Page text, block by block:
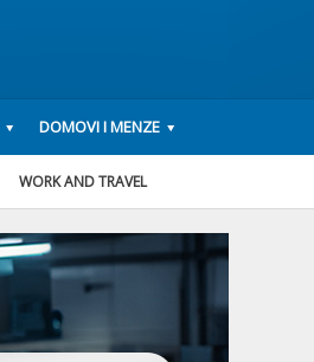
DOMOVI I MENZE
WORK AND TRAVEL